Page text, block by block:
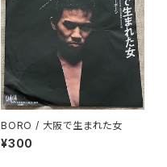
BORO / 大阪で生まれた女
¥300